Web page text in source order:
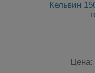
Кельвин
Цена: